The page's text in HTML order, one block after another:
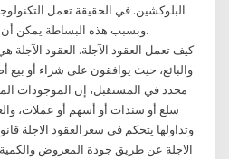
البلوكشين. في الحقيقة تعمل
وبسبب هذه البساطة يمكن أن تقلب العقود الذكية كل الأعمال.
كيف تعمل العقود الآجلة. العقود الآجلة
والبائع، حيث يوافقون على شراء أو
محدد في المستقبل، إن الموجودات
سلع أو سندات أو أسهم أو عملات،
وتداولها يتحكم في سعرالعقود الاجلة
الاجلة عن طريق جودة المعروض